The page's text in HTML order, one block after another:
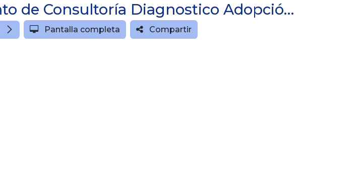
Procedimiento de Consultoría Diagnostico Adopción Odoo
Pantalla completa Compartir